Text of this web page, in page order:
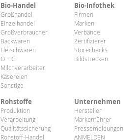
Bio-Handel
Großhandel
Einzelhandel
Großverbraucher
Backwaren
Fleischwaren
O + G
Milchverarbeiter
Käsereien
Sonstige
Bio-Infothek
Firmen
Marken
Verbände
Zertifizierer
Storechecks
Bildstrecken
Rohstoffe
Produktion
Verarbeitung
Qualitätssicherung
Rohstoff-Handel
Unternehmen
Hersteller
Markenführer
Pressemeldungen
ANMELDEN